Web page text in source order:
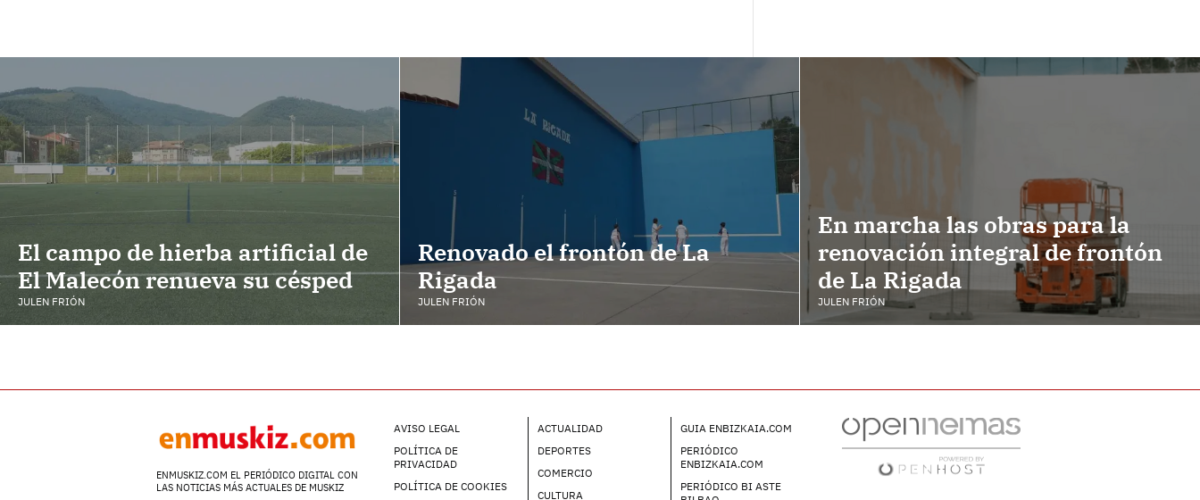
El campo de hierba artificial de
El Malecón renueva su césped
JULEN FRIÓN
Renovado el frontón de La
Rigada
JULEN FRIÓN
En marcha las obras para la
renovación integral de frontón
de La Rigada
JULEN FRIÓN
ENMUSKIZ.COM EL PERIÓDICO DIGITAL CON
LAS NOTICIAS MÁS ACTUALES DE MUSKIZ
AVISO LEGAL
POLÍTICA DE
PRIVACIDAD
POLÍTICA DE COOKIES
ACTUALIDAD
DEPORTES
COMERCIO
CULTURA
GUIA ENBIZKAIA.COM
PERIÓDICO
ENBIZKAIA.COM
PERIÓDICO BI ASTE